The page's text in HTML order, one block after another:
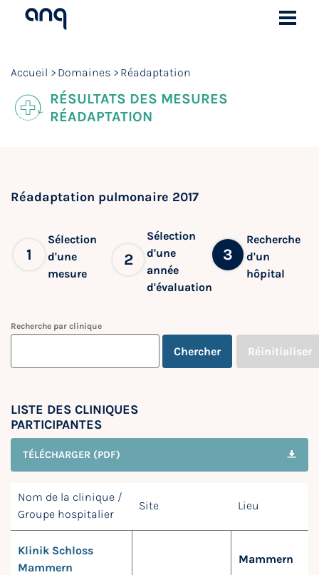
Accueil Domaines Réadaptation
RÉSULTATS DES MESURES
RÉADAPTATION
Réadaptation pulmonaire 2017
1
Sélection
d'une
mesure
2
Sélection
d'une
année
d'évaluation
3
Recherche
d'un
hôpital
Recherche par clinique
Chercher Réinitialiser
LISTE DES CLINIQUES
PARTICIPANTES
TÉLÉCHARGER (PDF)
Nom de la clinique /
Groupe hospitalier
Site Lieu
Klinik Schloss
Mammern
Mammern